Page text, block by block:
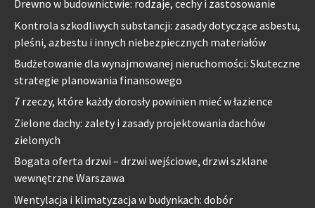
Drewno w budownictwie: rodzaje, cechy i zastosowanie
Kontrola szkodliwych substancji: zasady dotyczące asbestu,
pleśni, azbestu i innych niebezpiecznych materiałów
Budżetowanie dla wynajmowanej nieruchomości: Skuteczne
strategie planowania finansowego
7 rzeczy, które każdy dorosły powinien mieć w łazience
Zielone dachy: zalety i zasady projektowania dachów
zielonych
Bogata oferta drzwi – drzwi wejściowe, drzwi szklane
wewnętrzne Warszawa
Wentylacja i klimatyzacja w budynkach: dobór